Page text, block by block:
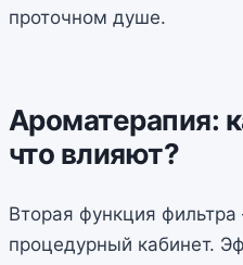
проточном душе.
Ароматерапия:
что влияют?
Вторая функция
процедурный кабинет.